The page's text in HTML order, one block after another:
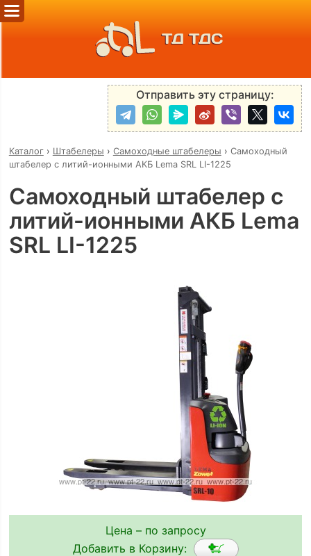
ТД ТДС
Отправить эту страницу:
Каталог› Штабелеры › Самоходные штабелеры › Самоходный
штабелер с литий-ионными АКБ Lema SRL LI-1225
Самоходный штабелер с
литий-ионными АКБ Lema
SRL LI-1225
Цена – по запросу
Добавить в Корзину: